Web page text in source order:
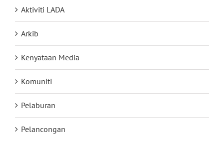
Aktiviti LADA
Arkib
Kenyataan Media
Komuniti
Pelaburan
Pelancongan